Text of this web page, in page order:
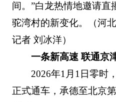
间。”白龙热情地邀请直
驼湾村的新变化。（河
记者 刘冰洋）
一条新高速 联通京
2026年1月1日零时
正式通车，承德至北京